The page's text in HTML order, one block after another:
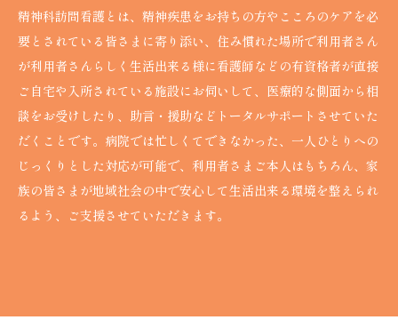
精神科訪問看護とは、精神疾患をお持ちの方やこころのケアを必
要とされている皆さまに寄り添い、住み慣れた場所で利用者さん
が利用者さんらしく生活出来る様に看護師などの有資格者が直接
ご自宅や入所されている施設にお伺いして、医療的な側面から相
談をお受けしたり、助言・援助などトータルサポートさせていた
だくことです。病院では忙しくてできなかった、一人ひとりへの
じっくりとした対応が可能で、利用者さまご本人はもちろん、家
族の皆さまが地域社会の中で安心して生活出来る環境を整えられ
るよう、ご支援させていただきます。